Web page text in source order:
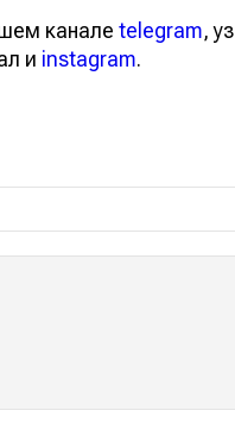
канале telegram,
и instagram.